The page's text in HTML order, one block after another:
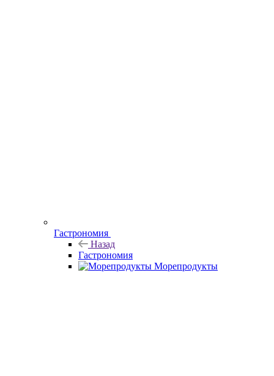
Гастрономия
Назад
Гастрономия
Морепродукты